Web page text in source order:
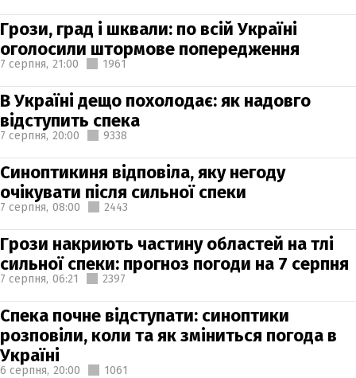
Грози, град і шквали: по всій Україні
оголосили штормове попередження
7 серпня, 21:00 1961
В Україні дещо похолодає: як надовго
відступить спека
7 серпня, 20:00 9338
Синоптикиня відповіла, яку негоду
очікувати після сильної спеки
7 серпня, 08:00 2443
Грози накриють частину областей на тлі
сильної спеки: прогноз погоди на 7 серпня
7 серпня, 06:21 2397
Спека почне відступати: синоптики
розповіли, коли та як зміниться погода в
Україні
6 серпня, 20:00 1061